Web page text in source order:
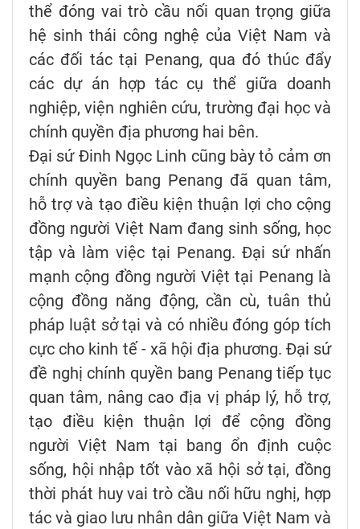
thể đóng vai trò cầu nối quan trọng giữa
hệ sinh thái công nghệ của Việt Nam và
các đối tác tại Penang, qua đó thúc đẩy
các dự án hợp tác cụ thể giữa doanh
nghiệp, viện nghiên cứu, trường đại học và
chính quyền địa phương hai bên.
Đại sứ Đinh Ngọc Linh cũng bày tỏ cảm ơn
chính quyền bang Penang đã quan tâm,
hỗ trợ và tạo điều kiện thuận lợi cho cộng
đồng người Việt Nam đang sinh sống, học
tập và làm việc tại Penang. Đại sứ nhấn
mạnh cộng đồng người Việt tại Penang là
cộng đồng năng động, cần cù, tuân thủ
pháp luật sở tại và có nhiều đóng góp tích
cực cho kinh tế - xã hội địa phương. Đại sứ
đề nghị chính quyền bang Penang tiếp tục
quan tâm, nâng cao địa vị pháp lý, hỗ trợ,
tạo điều kiện thuận lợi để cộng đồng
người Việt Nam tại bang ổn định cuộc
sống, hội nhập tốt vào xã hội sở tại, đồng
thời phát huy vai trò cầu nối hữu nghị, hợp
tác và giao lưu nhân dân giữa Việt Nam và